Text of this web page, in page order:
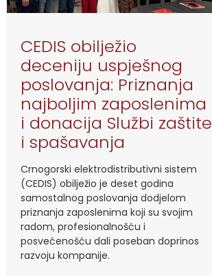
CEDIS obilježio
deceniju uspješnog
poslovanja: Priznanja
najboljim zaposlenima
i donacija Službi zaštite
i spašavanja
Crnogorski elektrodistributivni sistem
(CEDIS) obilježio je deset godina
samostalnog poslovanja dodjelom
priznanja zaposlenima koji su svojim
radom, profesionalnošću i
posvećenošću dali poseban doprinos
razvoju kompanije.